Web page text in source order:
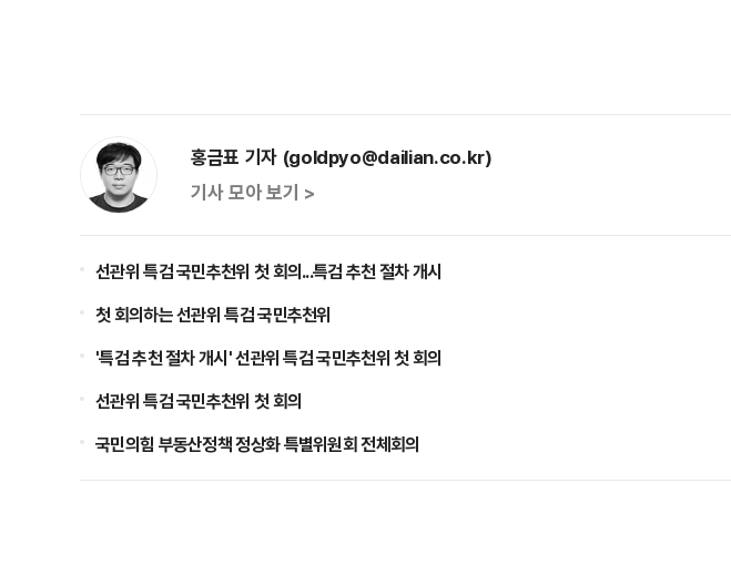
홍금표 기자 (goldpyo@dailian.co.kr)
기사 모아 보기 >
선관위 특검 국민추천위 첫 회의...특검 추천 절차 개시
첫 회의하는 선관위 특검 국민추천위
'특검 추천 절차 개시' 선관위 특검 국민추천위 첫 회의
선관위 특검 국민추천위 첫 회의
국민의힘 부동산정책 정상화 특별위원회 전체회의